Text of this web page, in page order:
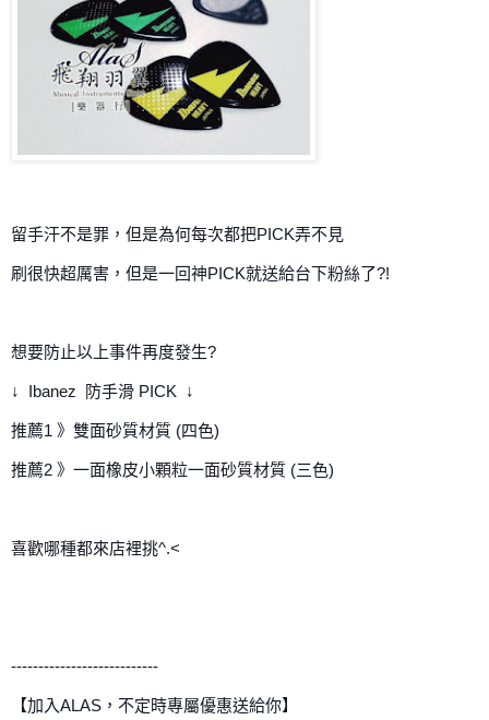
留手汗不是罪，但是為何每次都把PICK弄不見
刷很快超厲害，但是一回神PICK就送給台下粉絲了?!
想要防止以上事件再度發生?
↓  Ibanez  防手滑 PICK  ↓
推薦1 》雙面砂質材質 (四色)
推薦2 》一面橡皮小顆粒一面砂質材質 (三色)
喜歡哪種都來店裡挑^.<
---------------------------
【加入ALAS，不定時專屬優惠送給你】